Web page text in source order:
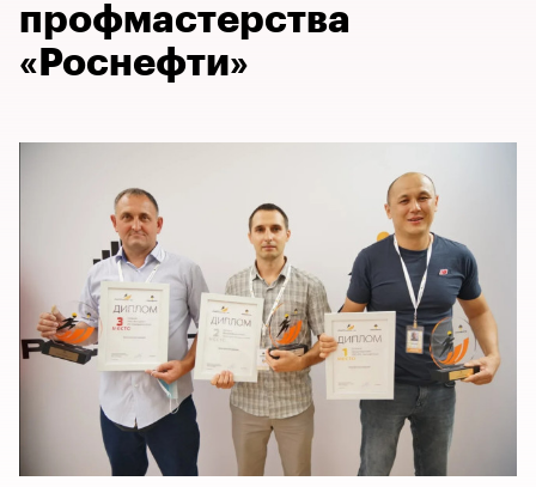
профмастерства
«Роснефти»